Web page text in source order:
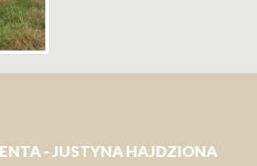
- JUSTYNA HAJDZIONA